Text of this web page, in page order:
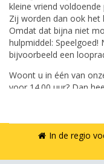
kleine vriend
Zij worden dan ook het
Omdat dat bijna niet
hulpmiddel:
bijvoorbeeld een
Woont u in één van
voor 14.00 uur? Dan
In de regio